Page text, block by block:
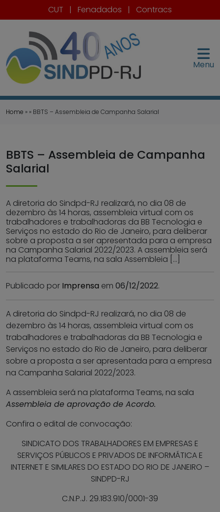
CUT | Fenadados | Contracs
Menu
Home » » BBTS – Assembleia de Campanha Salarial
BBTS – Assembleia de Campanha
Salarial
A diretoria do Sindpd-RJ realizará, no dia 08 de
dezembro às 14 horas, assembleia virtual com os
trabalhadores e trabalhadoras da BB Tecnologia e
Serviços no estado do Rio de Janeiro, para deliberar
sobre a proposta a ser apresentada para a empresa
na Campanha Salarial 2022/2023. A assembleia será
na plataforma Teams, na sala Assembleia […]
Publicado por Imprensa em 06/12/2022.
A diretoria do Sindpd-RJ realizará, no dia 08 de
dezembro às 14 horas, assembleia virtual com os
trabalhadores e trabalhadoras da BB Tecnologia e
Serviços no estado do Rio de Janeiro, para deliberar
sobre a proposta a ser apresentada para a empresa
na Campanha Salarial 2022/2023.
A assembleia será na plataforma Teams, na sala
Assembleia de aprovação de Acordo.
Confira o edital de convocação:
SINDICATO DOS TRABALHADORES EM EMPRESAS E
SERVIÇOS PÚBLICOS E PRIVADOS DE INFORMÁTICA E
INTERNET E SIMILARES DO ESTADO DO RIO DE JANEIRO –
SINDPD-RJ
C.N.P.J. 29.183.910/0001-39